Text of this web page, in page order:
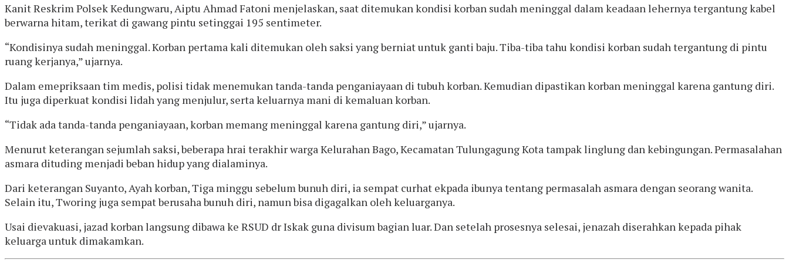
Kanit Reskrim Polsek Kedungwaru, Aiptu Ahmad Fatoni menjelaskan, saat ditemukan kondisi korban sudah meninggal dalam keadaan lehernya tergantung kabel
berwarna hitam, terikat di gawang pintu setinggai 195 sentimeter.
“Kondisinya sudah meninggal. Korban pertama kali ditemukan oleh saksi yang berniat untuk ganti baju. Tiba-tiba tahu kondisi korban sudah tergantung di pintu
ruang kerjanya,” ujarnya.
Dalam emepriksaan tim medis, polisi tidak menemukan tanda-tanda penganiayaan di tubuh korban. Kemudian dipastikan korban meninggal karena gantung diri.
Itu juga diperkuat kondisi lidah yang menjulur, serta keluarnya mani di kemaluan korban.
“Tidak ada tanda-tanda penganiayaan, korban memang meninggal karena gantung diri,” ujarnya.
Menurut keterangan sejumlah saksi, beberapa hrai terakhir warga Kelurahan Bago, Kecamatan Tulungagung Kota tampak linglung dan kebingungan. Permasalahan
asmara dituding menjadi beban hidup yang dialaminya.
Dari keterangan Suyanto, Ayah korban, Tiga minggu sebelum bunuh diri, ia sempat curhat ekpada ibunya tentang permasalah asmara dengan seorang wanita.
Selain itu, Tworing juga sempat berusaha bunuh diri, namun bisa digagalkan oleh keluarganya.
Usai dievakuasi, jazad korban langsung dibawa ke RSUD dr Iskak guna divisum bagian luar. Dan setelah prosesnya selesai, jenazah diserahkan kepada pihak
keluarga untuk dimakamkan.